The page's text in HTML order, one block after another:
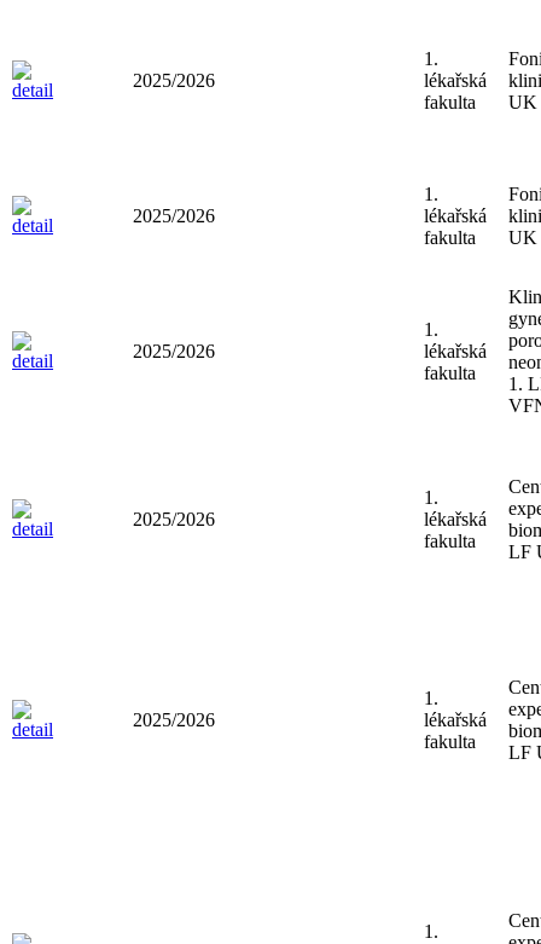
2025/2026
1.
lékařská
fakulta
UK
2025/2026
1.
lékařská
fakulta
UK
2025/2026
1.
lékařská
fakulta
1.
2025/2026
1.
lékařská
fakulta
LF
2025/2026
1.
lékařská
fakulta
LF
1.